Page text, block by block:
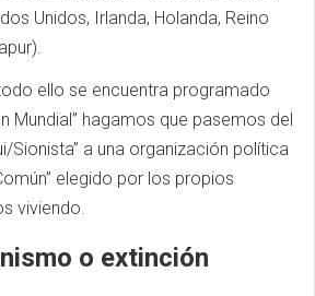
Unidos, Irlanda, Holanda, Reino
ello se encuentra programado
Mundial” hagamos que pasemos del
Sionista” a una organización política
elegido por los propios
viviendo.
o extinción